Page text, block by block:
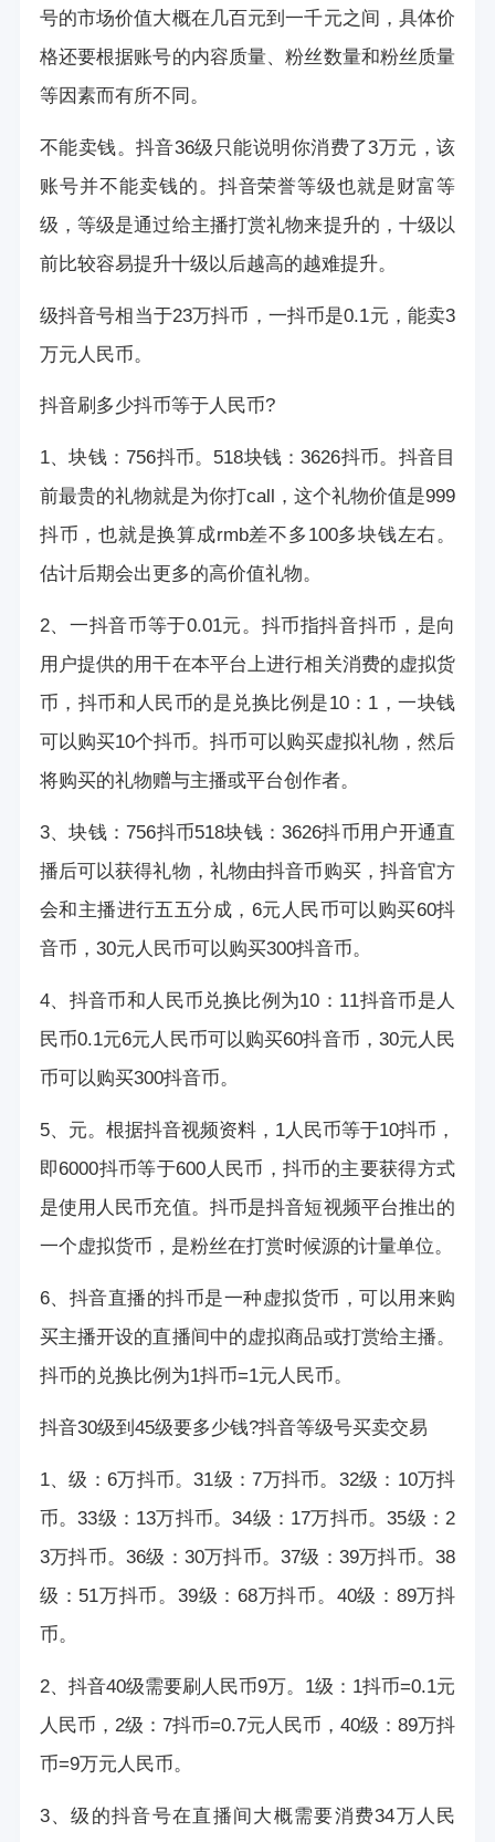
号的市场价值大概在几百元到一千元之间，具体价
格还要根据账号的内容质量、粉丝数量和粉丝质量
等因素而有所不同。
不能卖钱。抖音36级只能说明你消费了3万元，该
账号并不能卖钱的。抖音荣誉等级也就是财富等
级，等级是通过给主播打赏礼物来提升的，十级以
前比较容易提升十级以后越高的越难提升。
级抖音号相当于23万抖币，一抖币是0.1元，能卖3
万元人民币。
抖音刷多少抖币等于人民币?
1、块钱：756抖币。518块钱：3626抖币。抖音目
前最贵的礼物就是为你打call，这个礼物价值是999
抖币，也就是换算成rmb差不多100多块钱左右。
估计后期会出更多的高价值礼物。
2、一抖音币等于0.01元。抖币指抖音抖币，是向
用户提供的用干在本平台上进行相关消费的虚拟货
币，抖币和人民币的是兑换比例是10：1，一块钱
可以购买10个抖币。抖币可以购买虚拟礼物，然后
将购买的礼物赠与主播或平台创作者。
3、块钱：756抖币518块钱：3626抖币用户开通直
播后可以获得礼物，礼物由抖音币购买，抖音官方
会和主播进行五五分成，6元人民币可以购买60抖
音币，30元人民币可以购买300抖音币。
4、抖音币和人民币兑换比例为10：11抖音币是人
民币0.1元6元人民币可以购买60抖音币，30元人民
币可以购买300抖音币。
5、元。根据抖音视频资料，1人民币等于10抖币，
即6000抖币等于600人民币，抖币的主要获得方式
是使用人民币充值。抖币是抖音短视频平台推出的
一个虚拟货币，是粉丝在打赏时候源的计量单位。
6、抖音直播的抖币是一种虚拟货币，可以用来购
买主播开设的直播间中的虚拟商品或打赏给主播。
抖币的兑换比例为1抖币=1元人民币。
抖音30级到45级要多少钱?抖音等级号买卖交易
1、级：6万抖币。31级：7万抖币。32级：10万抖
币。33级：13万抖币。34级：17万抖币。35级：2
3万抖币。36级：30万抖币。37级：39万抖币。38
级：51万抖币。39级：68万抖币。40级：89万抖
币。
2、抖音40级需要刷人民币9万。1级：1抖币=0.1元
人民币，2级：7抖币=0.7元人民币，40级：89万抖
币=9万元人民币。
3、级的抖音号在直播间大概需要消费34万人民